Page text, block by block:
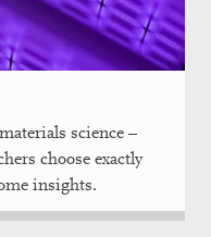
science –
choose exactly
insights.